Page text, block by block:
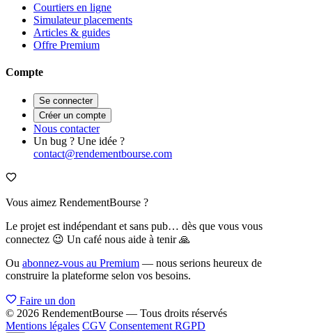
Courtiers en ligne
Simulateur placements
Articles & guides
Offre Premium
Compte
Se connecter
Créer un compte
Nous contacter
Un bug ? Une idée ?
contact@rendementbourse.com
Vous aimez RendementBourse ?
Le projet est indépendant et sans pub… dès que vous vous
connectez 😉 Un café nous aide à tenir 🙏
Ou abonnez-vous au Premium — nous serions heureux de
construire la plateforme selon vos besoins.
Faire un don
© 2026 RendementBourse — Tous droits réservés
Mentions légales CGV Consentement RGPD